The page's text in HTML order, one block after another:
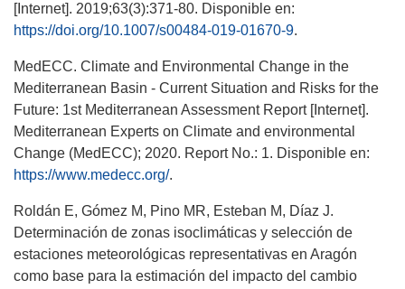
[Internet]. 2019;63(3):371-80. Disponible en:
https://doi.org/10.1007/s00484-019-01670-9.
MedECC. Climate and Environmental Change in the
Mediterranean Basin - Current Situation and Risks for the
Future: 1st Mediterranean Assessment Report [Internet].
Mediterranean Experts on Climate and environmental
Change (MedECC); 2020. Report No.: 1. Disponible en:
https://www.medecc.org/.
Roldán E, Gómez M, Pino MR, Esteban M, Díaz J.
Determinación de zonas isoclimáticas y selección de
estaciones meteorológicas representativas en Aragón
como base para la estimación del impacto del cambio